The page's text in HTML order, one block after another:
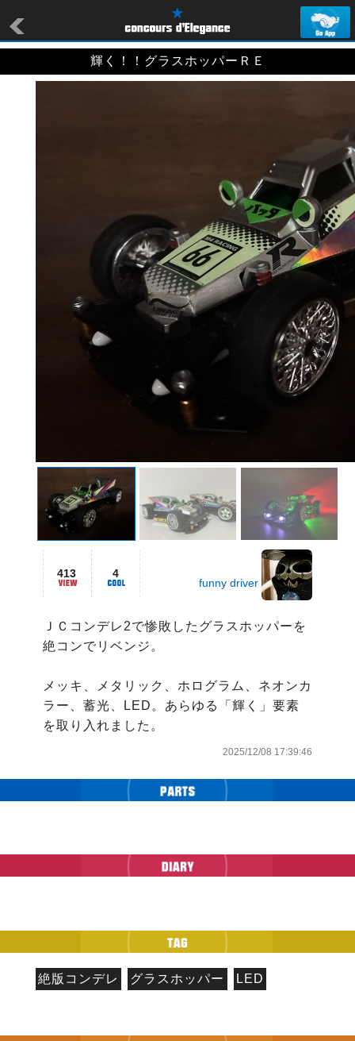
輝く！！グラスホッパーＲＥ
413 4
funny driver
ＪＣコンデレ2で惨敗したグラスホッパーを
絶コンでリベンジ。
メッキ、メタリック、ホログラム、ネオンカ
ラー、蓄光、LED。あらゆる「輝く」要素
を取り入れました。
2025/12/08 17:39:46
絶版コンデレ グラスホッパー LED